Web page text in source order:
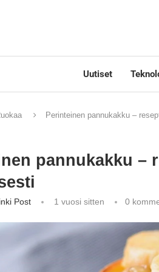
Uutiset
Perinteinen pannukakku –
pannukakku –
Post 1 vuosi sitten 0